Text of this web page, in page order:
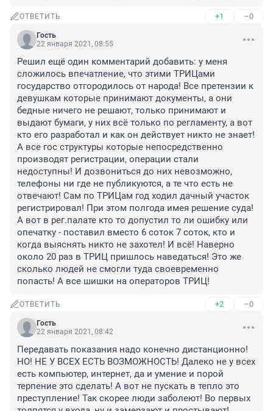
ОТВЕТИТЬ +1 –0
Гость
22 января 2021, 08:55
Решил ещё один комментарий добавить: у меня
сложилось впечатление, что этими ТРИЦами
государство отгородилось от народа! Все претензии к
девушкам которые принимают документы, а они
бедные ничего не решают, только принимают и
выдают бумаги, у них всё только по регламенту, а вот
кто его разработал и как он действует никто не знает!
А все гос структуры которые непосредственно
производят регистрации, операции стали
недоступны! И дозвониться до них невозможно,
телефоны ни где не публикуются, а те что есть не
отвечают! Сам по ТРИЦам год ходил дачный участок
регистрировал! При этом полгода имея решение суда!
А вот в рег.палате кто то допустил то ли ошибку или
опечатку - поставил вместо 6 соток 7 соток, кто и
когда выяснять никто не захотел! И всё! Наверно
около 20 раз в ТРИЦ пришлось наведаться! Это же
сколько людей не смогли туда своевременно
попасть! А все шишки на операторов ТРИЦ!
ОТВЕТИТЬ +2 –0
Гость
22 января 2021, 08:42
Передавать показания надо конечно дистанционно!
НО! НЕ У ВСЕХ ЕСТЬ ВОЗМОЖНОСТЬ! Далеко не у всех
есть компьютер, интернет, да и умение и порой
терпение это сделать! А вот не пускать в тепло это
преступление! Так скорее люди заболеют! Во первых